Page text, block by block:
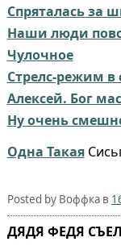
Спряталась за
Наши люди
Чулочное
Стрелс-режим в
Алексей. Бог
Ну очень
Одна Такая
Posted by Воффка в
ДЯДЯ ФЕДЯ